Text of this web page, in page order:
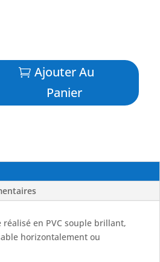
Ajouter Au
Panier
en PVC souple brillant,
horizontalement ou